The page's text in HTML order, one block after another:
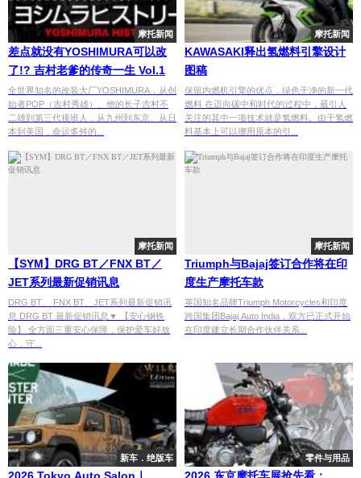
摩托新闻
差点就没有YOSHIMURA可以改
了!? 吉村老爹的传奇一生 Vol.1
全世界知名的改装大厂YOSHIMURA，从创
始者POP（吉村秀雄）、他的长子吉村不
二雄到第三代接班人，从九州到东京、从日
本到美国，命运多舛的...
摩托新闻
KAWASAKI释出氢燃料引擎设计
图稿
保留内燃机引擎的优点，绿色干净的新一代
燃料 在迈向碳中和时代的过程中，最引人
关注的其中一项技术就是氢燃料。由于氢燃
料基本上可以挪用原本的引...
摩托新闻
【SYM】DRG BT／FNX BT／
JET系列最新促销讯息
DRG BT、 FNX BT、JET系列最新促销讯
息 DRG BT 最新促销讯息▼ 【安心钢铁
险】 全方面三重安心保障，保护爱车好放
心，守...
摩托新闻
Triumph与Bajaj签订合作将在印
度生产摩托车款
英国知名品牌Triumph Motorcycles和印度
跨国集团Bajaj Auto India，双方已正式开始
在印度建立长期合作伙伴关系...
新车．绝版车 零件与用品